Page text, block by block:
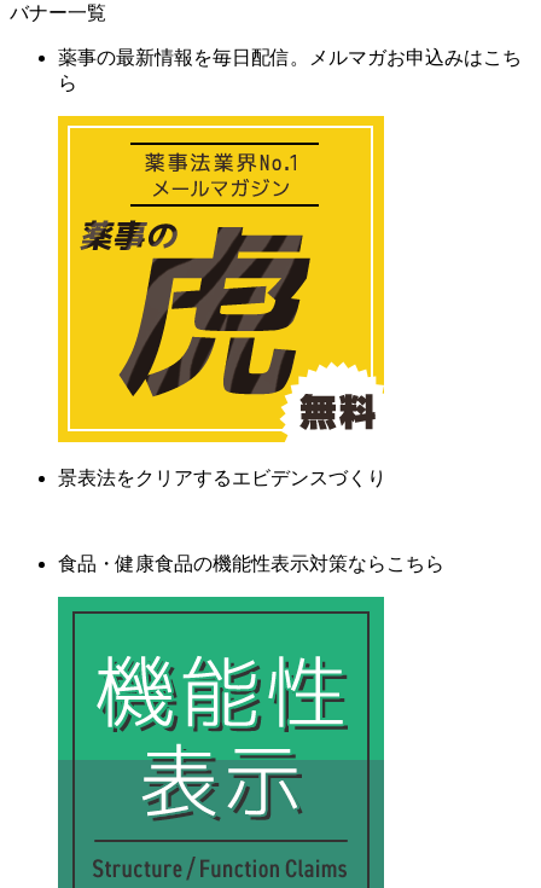
バナー一覧
薬事の最新情報を毎日配信。メルマガお申込みはこち
ら
景表法をクリアするエビデンスづくり
食品・健康食品の機能性表示対策ならこちら